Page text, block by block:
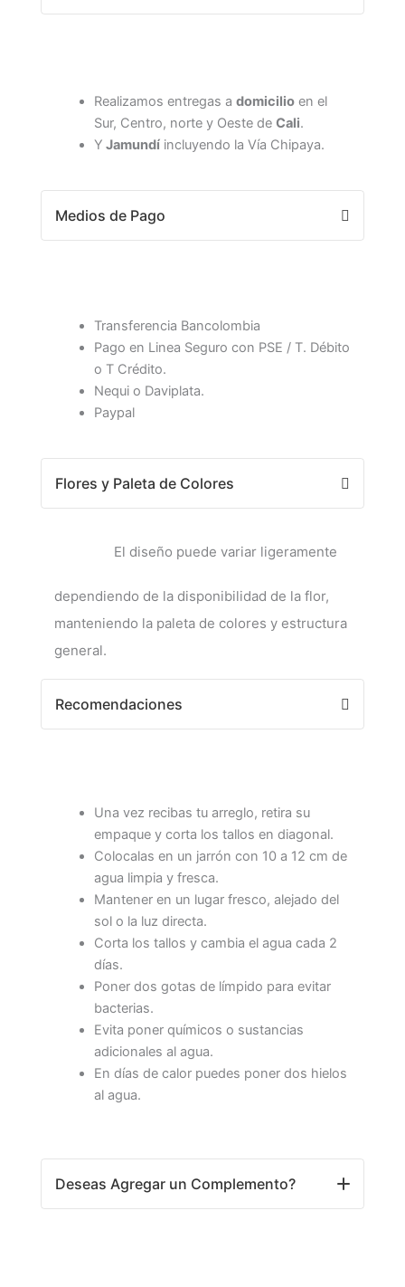
Realizamos entregas a domicilioen el
Sur, Centro, norte y Oeste de Cali.
Y Jamundíincluyendo la Vía Chipaya.
Medios de Pago
Transferencia Bancolombia
Pago en Linea Seguro con PSE / T. Débito
o T Crédito.
Nequi o Daviplata.
Paypal
Flores y Paleta de Colores
El diseño puede variar ligeramente
dependiendo de la disponibilidad de la flor,
manteniendo la paleta de colores y estructura
general.
Recomendaciones
Una vez recibas tu arreglo, retira su
empaque y corta los tallos en diagonal.
Colocalas en un jarrón con 10 a 12 cm de
agua limpia y fresca.
Mantener en un lugar fresco, alejado del
sol o la luz directa.
Corta los tallos y cambia el agua cada 2
días.
Poner dos gotas de límpido para evitar
bacterias.
Evita poner químicos o sustancias
adicionales al agua.
En días de calor puedes poner dos hielos
al agua.
Deseas Agregar un Complemento?